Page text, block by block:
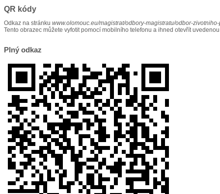
QR kódy
Odkaz na stránku www.olomouc.eu/magistrat/odbory-magistratu/odbor-
Tento obrazec můžete vyfotit pomocí mobilního telefonu a ihned otevřít
Plný odkaz